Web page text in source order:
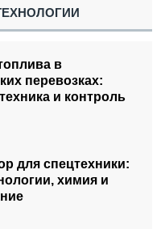
в
перевозках:
и контроль
для спецтехники:
химия и